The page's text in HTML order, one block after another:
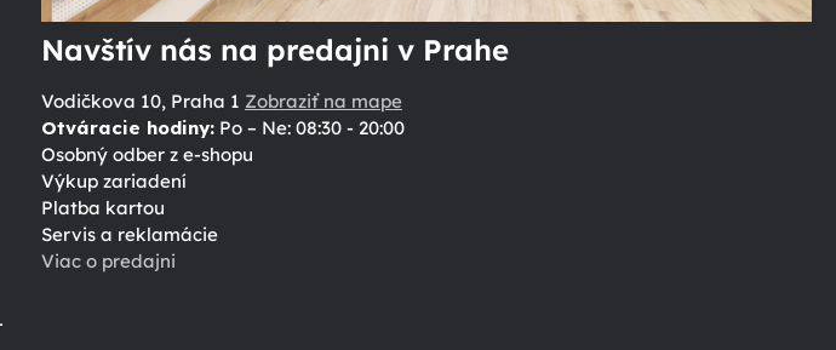
Navštív nás na predajni v Prahe
Vodičkova 10, Praha 1 Zobraziť na mape
Otváracie hodiny:Po – Ne: 08:30 - 20:00
Osobný odber z e-shopu
Výkup zariadení
Platba kartou
Servis a reklamácie
Viac o predajni